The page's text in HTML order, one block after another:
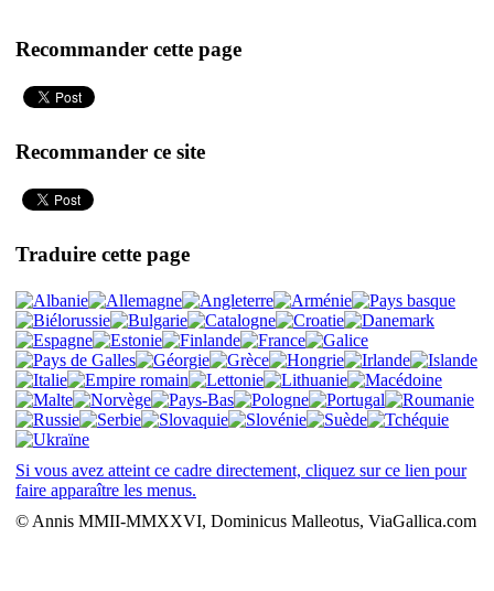
Recommander cette page
Recommander ce site
Traduire cette page
Si vous avez atteint ce cadre directement, cliquez sur ce lien pour
faire apparaître les menus.
© Annis MMII-MMXXVI, Dominicus Malleotus, ViaGallica.com